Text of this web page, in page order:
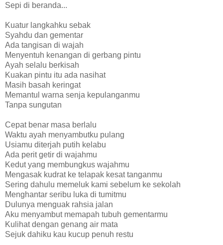
Sepi di beranda...
Kuatur langkahku sebak
Syahdu dan gementar
Ada tangisan di wajah
Menyentuh kenangan di gerbang pintu
Ayah selalu berkisah
Kuakan pintu itu ada nasihat
Masih basah keringat
Memantul warna senja kepulanganmu
Tanpa sungutan
Cepat benar masa berlalu
Waktu ayah menyambutku pulang
Usiamu diterjah putih kelabu
Ada perit getir di wajahmu
Kedut yang membungkus wajahmu
Mengasak kudrat ke telapak kesat tanganmu
Sering dahulu memeluk kami sebelum ke sekolah
Menghantar seribu luka di tumitmu
Dulunya menguak rahsia jalan
Aku menyambut memapah tubuh gementarmu
Kulihat dengan genang air mata
Sejuk dahiku kau kucup penuh restu